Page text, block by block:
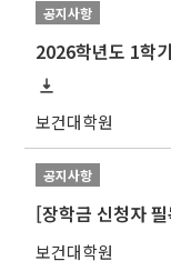
공지사항
보건대학원
공지사항
보건대학원